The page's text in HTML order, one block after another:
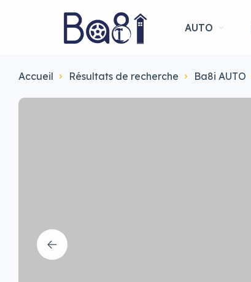
AUTO
Accueil Résultats de recherche Ba8i AUTO